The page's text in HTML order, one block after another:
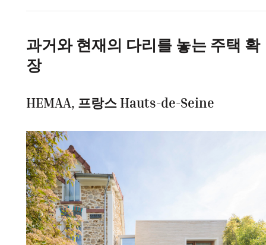
과거와 현재의 다리를 놓는 주택 확
장
HEMAA, 프랑스 Hauts-de-Seine